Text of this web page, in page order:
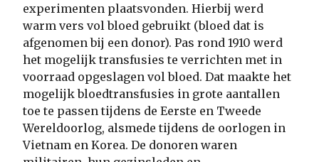
experimenten plaatsvonden. Hierbij werd
warm vers vol bloed gebruikt (bloed dat is
afgenomen bij een donor). Pas rond 1910 werd
het mogelijk transfusies te verrichten met in
voorraad opgeslagen vol bloed. Dat maakte het
mogelijk bloedtransfusies in grote aantallen
toe te passen tijdens de Eerste en Tweede
Wereldoorlog, alsmede tijdens de oorlogen in
Vietnam en Korea. De donoren waren